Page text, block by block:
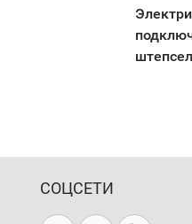
СОЦСЕТИ